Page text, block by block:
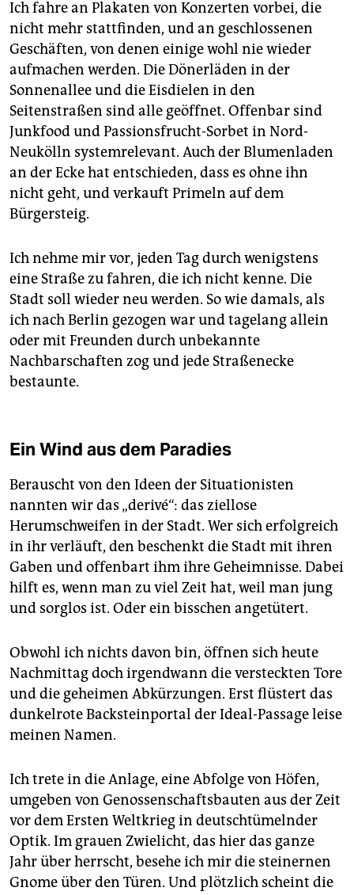
Ich fahre an Plakaten von Konzerten vorbei, die
nicht mehr stattfinden, und an geschlossenen
Geschäften, von denen einige wohl nie wieder
aufmachen werden. Die Dönerläden in der
Sonnenallee und die Eisdielen in den
Seitenstraßen sind alle geöffnet. Offenbar sind
Junkfood und Passionsfrucht-Sorbet in Nord-
Neukölln systemrelevant. Auch der Blumenladen
an der Ecke hat entschieden, dass es ohne ihn
nicht geht, und verkauft Primeln auf dem
Bürgersteig.
Ich nehme mir vor, jeden Tag durch wenigstens
eine Straße zu fahren, die ich nicht kenne. Die
Stadt soll wieder neu werden. So wie damals, als
ich nach Berlin gezogen war und tagelang allein
oder mit Freunden durch unbekannte
Nachbarschaften zog und jede Straßenecke
bestaunte.
Ein Wind aus dem Paradies
Berauscht von den Ideen der Situationisten
nannten wir das „derivé“: das ziellose
Herumschweifen in der Stadt. Wer sich erfolgreich
in ihr verläuft, den beschenkt die Stadt mit ihren
Gaben und offenbart ihm ihre Geheimnisse. Dabei
hilft es, wenn man zu viel Zeit hat, weil man jung
und sorglos ist. Oder ein bisschen angetütert.
Obwohl ich nichts davon bin, öffnen sich heute
Nachmittag doch irgendwann die versteckten Tore
und die geheimen Abkürzungen. Erst flüstert das
dunkelrote Backsteinportal der Ideal-Passage leise
meinen Namen.
Ich trete in die Anlage, eine Abfolge von Höfen,
umgeben von Genossenschaftsbauten aus der Zeit
vor dem Ersten Weltkrieg in deutschtümelnder
Optik. Im grauen Zwielicht, das hier das ganze
Jahr über herrscht, besehe ich mir die steinernen
Gnome über den Türen. Und plötzlich scheint die